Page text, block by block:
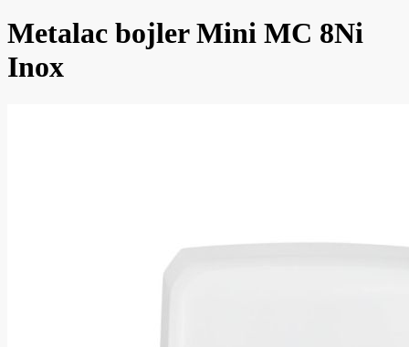
Metalac bojler Mini MC 8Ni
Inox